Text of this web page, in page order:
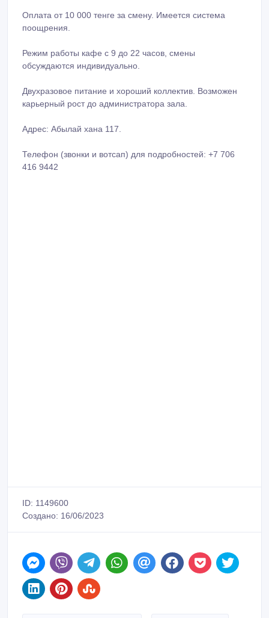
Оплата от 10 000 тенге за смену. Имеется система
поощрения.
Режим работы кафе с 9 до 22 часов, смены
обсуждаются индивидуально.
Двухразовое питание и хороший коллектив. Возможен
карьерный рост до администратора зала.
Адрес: Абылай хана 117.
Телефон (звонки и вотсап) для подробностей: +7 706
416 9442
ID: 1149600
Создано: 16/06/2023